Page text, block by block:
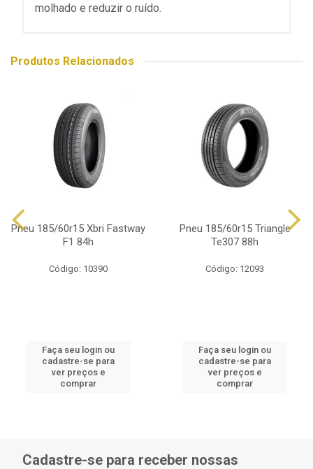
molhado e reduzir o ruído.
Produtos Relacionados
Pneu 185/60r15 Xbri Fastway
F1 84h
Código: 10390
Faça seu login ou
cadastre-se para
ver preços e
comprar
Pneu 185/60r15 Triangle
Te307 88h
Código: 12093
Faça seu login ou
cadastre-se para
ver preços e
comprar
Cadastre-se para receber nossas